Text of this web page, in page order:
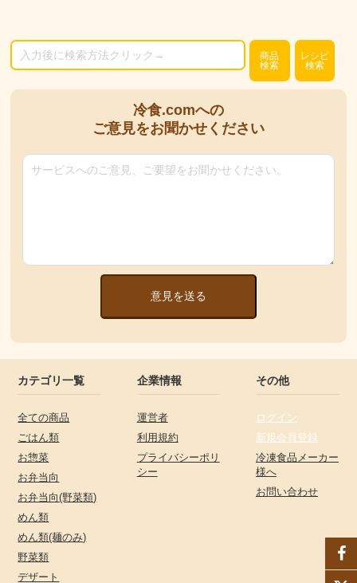
商品
検索
レシピ
検索
冷食.comへの
ご意見をお聞かせください
意見を送る
カテゴリ一覧
全ての商品
ごはん類
お惣菜
お弁当向
お弁当向(野菜類)
めん類
めん類(麺のみ)
野菜類
デザート
企業情報
運営者
利用規約
プライバシーポリ
シー
その他
ログイン
新規会員登録
冷凍食品メーカー
様へ
お問い合わせ